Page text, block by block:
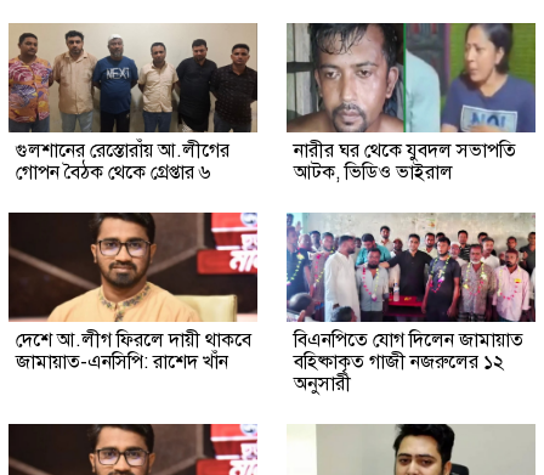
গুলশানের রেস্তোরাঁয় আ.লীগের
গোপন বৈঠক থেকে গ্রেপ্তার ৬
নারীর ঘর থেকে যুবদল সভাপতি
আটক, ভিডিও ভাইরাল
দেশে আ.লীগ ফিরলে দায়ী থাকবে
জামায়াত-এনসিপি: রাশেদ খাঁন
বিএনপিতে যোগ দিলেন জামায়াত
বহিষ্কাকৃত গাজী নজরুলের ১২
অনুসারী